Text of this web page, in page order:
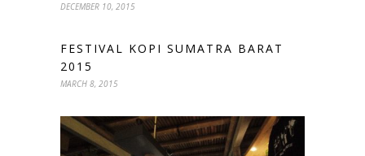
DECEMBER 10, 2015
FESTIVAL KOPI SUMATRA BARAT
2015
MARCH 8, 2015